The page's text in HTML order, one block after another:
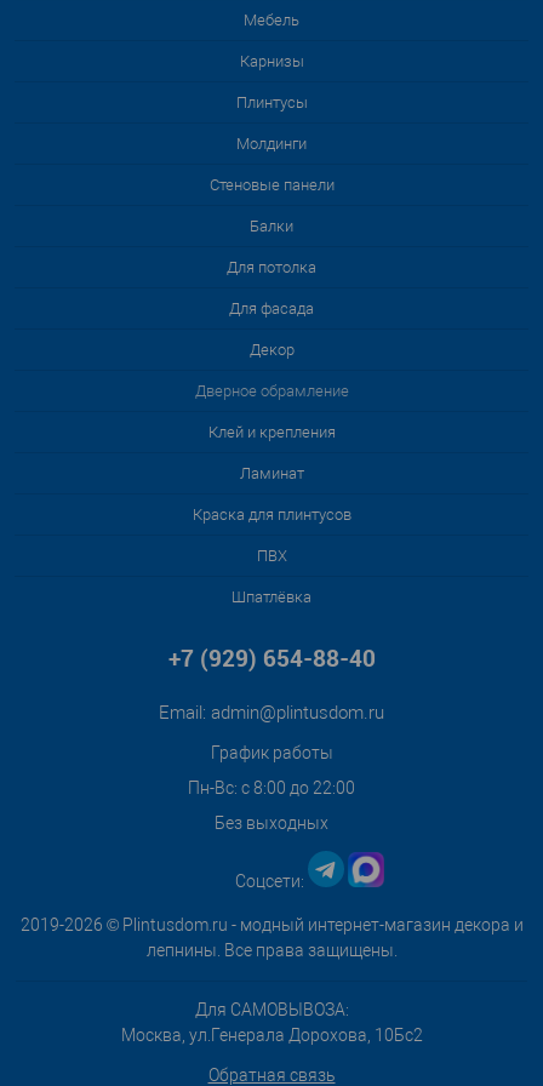
Мебель
Карнизы
Плинтусы
Молдинги
Стеновые панели
Балки
Для потолка
Для фасада
Декор
Дверное обрамление
Клей и крепления
Ламинат
Краска для плинтусов
ПВХ
Шпатлёвка
2019-2026 © Plintusdom.ru - модный интернет-магазин декора и
лепнины. Все права защищены.
Для САМОВЫВОЗА:
Москва, ул.Генерала Дорохова, 10Бс2
Обратная связь
+7 (929) 654-88-40
Email: admin@plintusdom.ru
График работы
Пн-Вс: с 8:00 до 22:00
Без выходных
Соцсети: